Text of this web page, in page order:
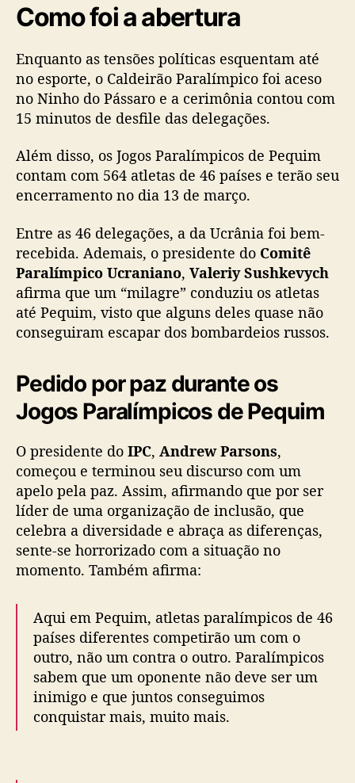
Como foi a abertura
Enquanto as tensões políticas esquentam até
no esporte, o Caldeirão Paralímpico foi aceso
no Ninho do Pássaro e a cerimônia contou com
15 minutos de desfile das delegações.
Além disso, os Jogos Paralímpicos de Pequim
contam com 564 atletas de 46 países e terão seu
encerramento no dia 13 de março.
Entre as 46 delegações, a da Ucrânia foi bem-
recebida. Ademais, o presidente do Comitê
Paralímpico Ucraniano, Valeriy Sushkevych
afirma que um “milagre” conduziu os atletas
até Pequim, visto que alguns deles quase não
conseguiram escapar dos bombardeios russos.
Pedido por paz durante os
Jogos Paralímpicos de Pequim
O presidente do IPC, Andrew Parsons,
começou e terminou seu discurso com um
apelo pela paz. Assim, afirmando que por ser
líder de uma organização de inclusão, que
celebra a diversidade e abraça as diferenças,
sente-se horrorizado com a situação no
momento. Também afirma:
Aqui em Pequim, atletas paralímpicos de 46
países diferentes competirão um com o
outro, não um contra o outro. Paralímpicos
sabem que um oponente não deve ser um
inimigo e que juntos conseguimos
conquistar mais, muito mais.